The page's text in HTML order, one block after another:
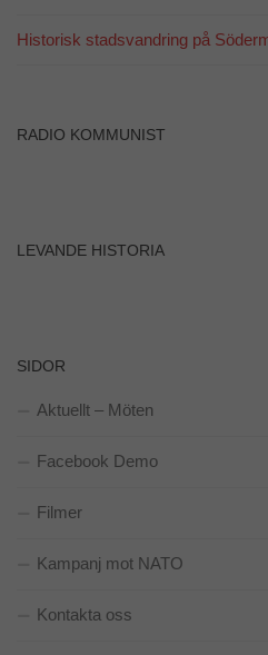
Historisk stadsvandring på
RADIO KOMMUNIST
LEVANDE HISTORIA
SIDOR
Aktuellt – Möten
Facebook Demo
Filmer
Kampanj mot NATO
Kontakta oss